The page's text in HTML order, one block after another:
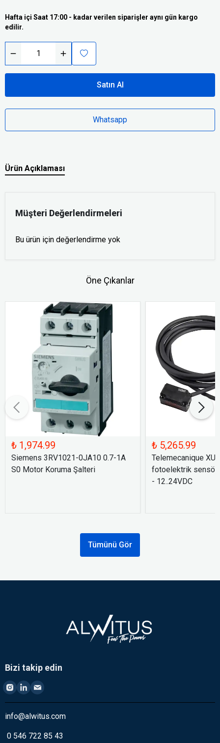
Hafta içi Saat 17:00 - kadar verilen siparişler aynı gün kargo
edilir.
Satın Al
Whatsapp
Ürün Açıklaması
Müşteri Değerlendirmeleri
Bu ürün için değerlendirme yok
Öne Çıkanlar
₺ 1,974.99
Siemens 3RV1021-0JA10 0.7-1A
S0 Motor Koruma Şalteri
₺ 5,265.99
Telemecanique
fotoelektrik sensör
- 12..24VDC
Tümünü Gör
Bizi takip edin
info@alwitus.com
0 546 722 85 43